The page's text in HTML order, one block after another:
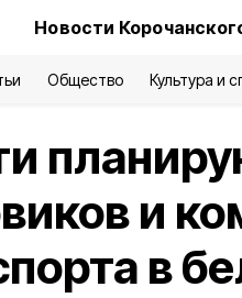
Новости
Общество Культура и
и
в